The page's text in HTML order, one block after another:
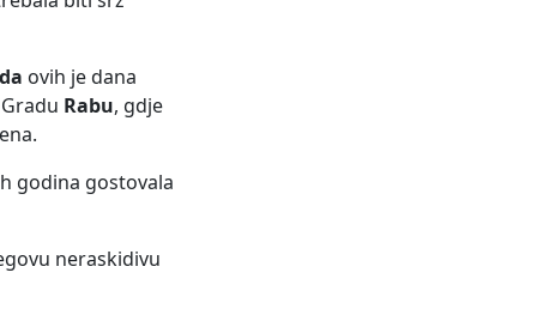
ovih je dana
Rabu, gdje
godina gostovala
neraskidivu